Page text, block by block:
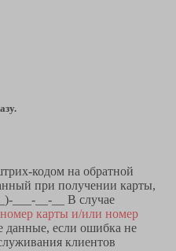
кодом на обратной
при получении карты,
___-__-__ В случае
карты и/или номер
данные, если ошибка не
клиентов